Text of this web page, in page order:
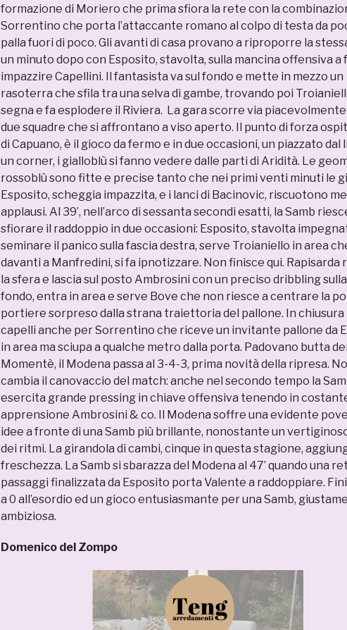
formazione di Moriero che prima sfiora la rete con la
Sorrentino che porta l’attaccante romano al colpo di testa da
palla fuori di poco. Gli avanti di casa provano a riproporre la
un minuto dopo con Esposito, stavolta, sulla mancina offensiva a
impazzire Capellini. Il fantasista va sul fondo e mette in mezzo un
rasoterra che sfila tra una selva di gambe, trovando poi
segna e fa esplodere il Riviera. La gara scorre via
due squadre che si affrontano a viso aperto. Il punto di forza
di Capuano, è il gioco da fermo e in due occasioni, un piazzato dal
un corner, i gialloblù si fanno vedere dalle parti di Aridità. Le
rossoblù sono fitte e precise tanto che nei primi venti minuti le
Esposito, scheggia impazzita, e i lanci di Bacinovic, riscuotono
applausi. Al 39’, nell’arco di sessanta secondi esatti, la Samb
sfiorare il raddoppio in due occasioni: Esposito, stavolta
seminare il panico sulla fascia destra, serve Troianiello in area
davanti a Manfredini, si fa ipnotizzare. Non finisce qui. Rapisarda
la sfera e lascia sul posto Ambrosini con un preciso dribbling
fondo, entra in area e serve Bove che non riesce a centrare la
portiere sorpreso dalla strana traiettoria del pallone. In chiusura
capelli anche per Sorrentino che riceve un invitante pallone da
in area ma sciupa a qualche metro dalla porta. Padovano butta
Momentè, il Modena passa al 3-4-3, prima novità della ripresa.
cambia il canovaccio del match: anche nel secondo tempo la
esercita grande pressing in chiave offensiva tenendo in
apprensione Ambrosini & co. Il Modena soffre una evidente
idee a fronte di una Samb più brillante, nonostante un
dei ritmi. La girandola di cambi, cinque in questa stagione,
freschezza. La Samb si sbarazza del Modena al 47’ quando una
passaggi finalizzata da Esposito porta Valente a raddoppiare.
a 0 all’esordio ed un gioco entusiasmante per una Samb,
ambiziosa.
Domenico del Zompo